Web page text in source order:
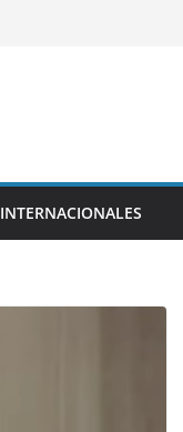
INTERNACIONALES